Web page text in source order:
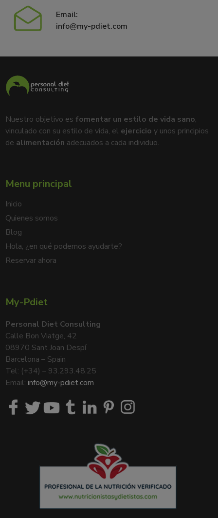
Email:
info@my-pdiet.com
Nuestro objetivo esfomentar un estilo de vida sano,
vinculado con su estilo de vida, el ejercicio y unos principios
de alimentación adecuados a cada individuo.
Menu principal
Inicio
Quienes somos
Blog
Hola, ¿en qué podemos ayudarte?
Reservar ahora
My-Pdiet
Personal Diet Consulting
Calle Bon Viatge, 42
08970 Sant Joan Despí
Barcelona – Spain
Tel: (+34) – 93.293.48.25
Email:info@my-pdiet.com